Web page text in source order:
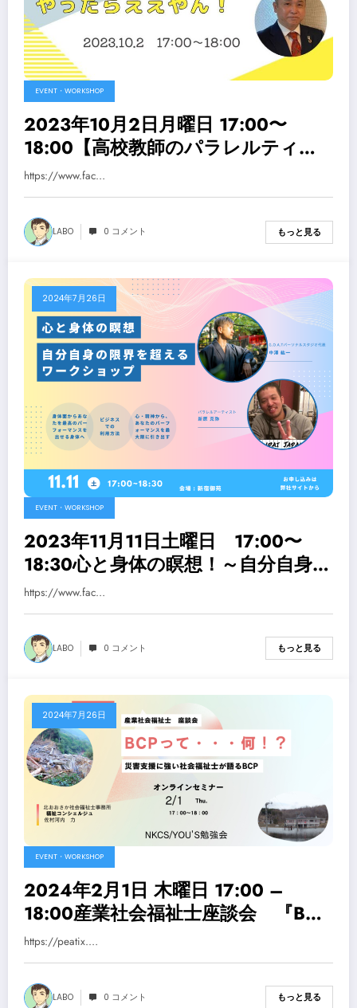
EVENT・WORKSHOP
2023年10月2日月曜日 17:00〜
18:00【高校教師のパラレルティー
チャー古島 尚弥氏に聞く】先生でも
やりたいことやったらええやん！
https://www.fac…
LABO 0 コメント もっと見る
2024年7月26日
EVENT・WORKSHOP
2023年11月11日土曜日 17:00〜
18:30心と身体の瞑想！～自分自身の
限界を乗り超えるワークショップ～
https://www.fac…
LABO 0 コメント もっと見る
2024年7月26日
EVENT・WORKSHOP
2024年2月1日 木曜日 17:00 –
18:00産業社会福祉士座談会 『BCP
って・・・何！？』〜災害支援に強
い社会福祉士が語るBCP〜
https://peatix.…
LABO 0 コメント もっと見る